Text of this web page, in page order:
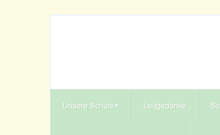
Unsere Schule▾ Leitgedanke